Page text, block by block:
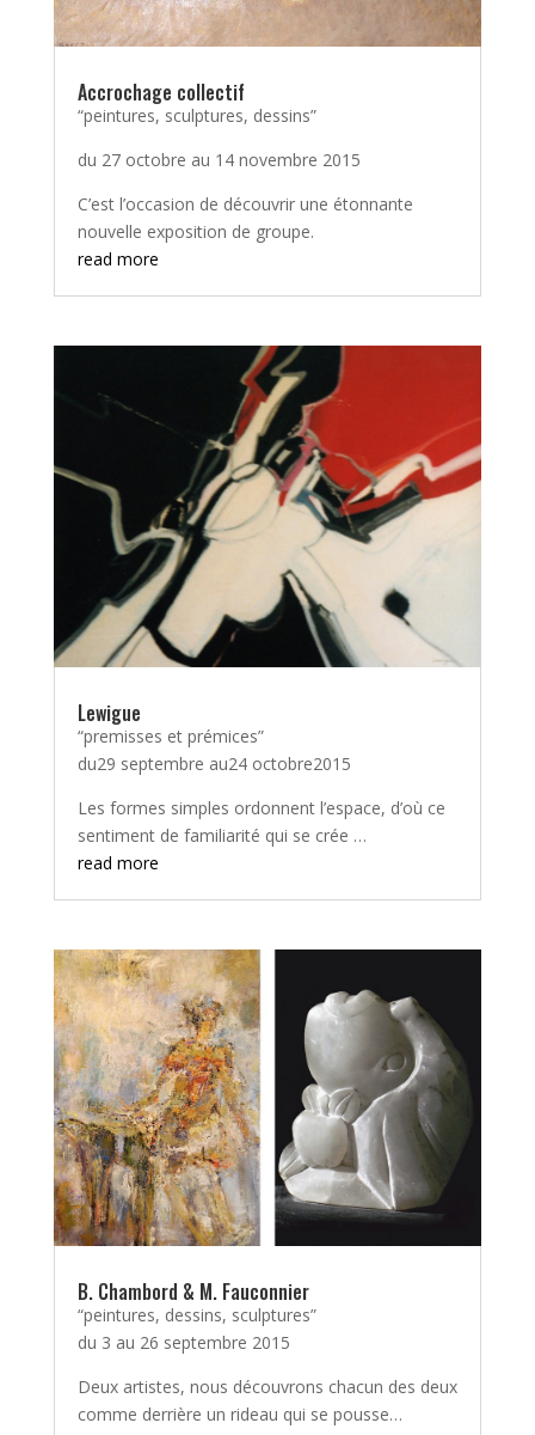
Accrochage collectif
“peintures, sculptures, dessins”
du 27 octobre au 14 novembre 2015
C’est l’occasion de découvrir une étonnante
nouvelle exposition de groupe.
read more
Lewigue
“premisses et prémices”
du29 septembre au24 octobre2015
Les formes simples ordonnent l’espace, d’où ce
sentiment de familiarité qui se crée …
read more
B. Chambord & M. Fauconnier
“peintures, dessins, sculptures”
du 3 au 26 septembre 2015
Deux artistes, nous découvrons chacun des deux
comme derrière un rideau qui se pousse…